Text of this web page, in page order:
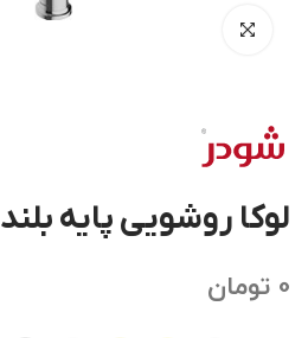
لوکا روشویی پایه بلند
0 تومان